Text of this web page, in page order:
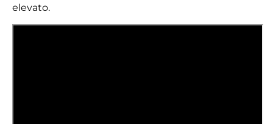
elevato.